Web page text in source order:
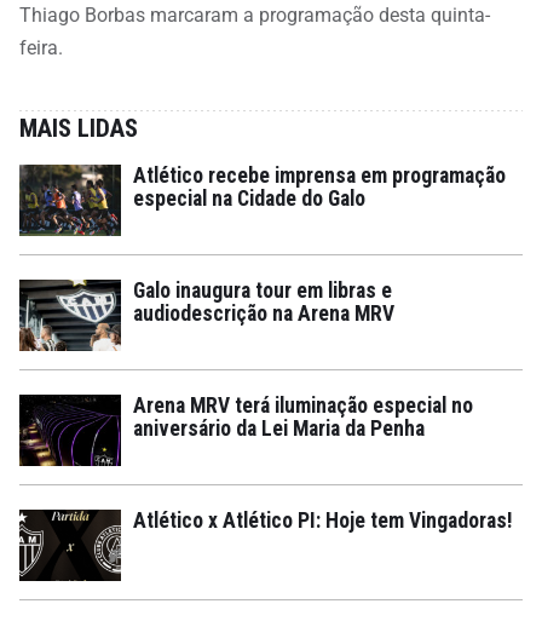
Thiago Borbas marcaram a programação desta quinta-
feira.
MAIS LIDAS
Atlético recebe imprensa em programação
especial na Cidade do Galo
Galo inaugura tour em libras e
audiodescrição na Arena MRV
Arena MRV terá iluminação especial no
aniversário da Lei Maria da Penha
Atlético x Atlético PI: Hoje tem Vingadoras!